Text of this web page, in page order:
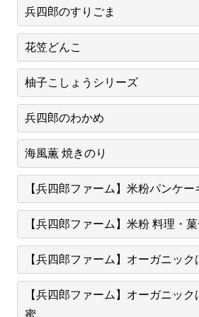
兵四郎のすりごま
花笠どんこ
柚子こしょうシリーズ
兵四郎のわかめ
海風薫 焼きのり
【兵四郎ファーム】米粉パンケー
【兵四郎ファーム】米粉 料理・菓
【兵四郎ファーム】オーガニッ
【兵四郎ファーム】オーガニッ
蜜